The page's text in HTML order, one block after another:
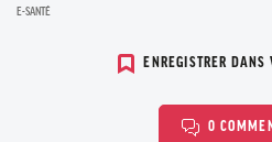
E-SANTÉ
ENREGISTRER DANS
0